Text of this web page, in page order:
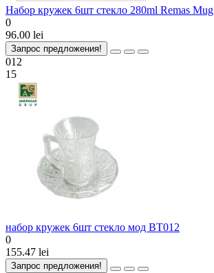
Набор кружек 6шт стекло 280ml Remas Mug
0
96.00 lei
Запрос предложения!
012
15
набор кружек 6шт стекло мод BT012
0
155.47 lei
Запрос предложения!